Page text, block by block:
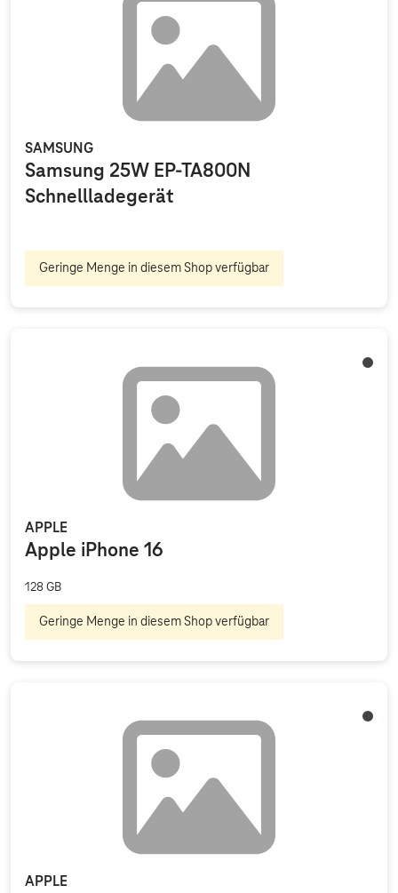
SAMSUNG
Samsung 25W EP-TA800N
Schnellladegerät
Geringe Menge in diesem Shop verfügbar
APPLE
Apple iPhone 16
128 GB
Geringe Menge in diesem Shop verfügbar
APPLE